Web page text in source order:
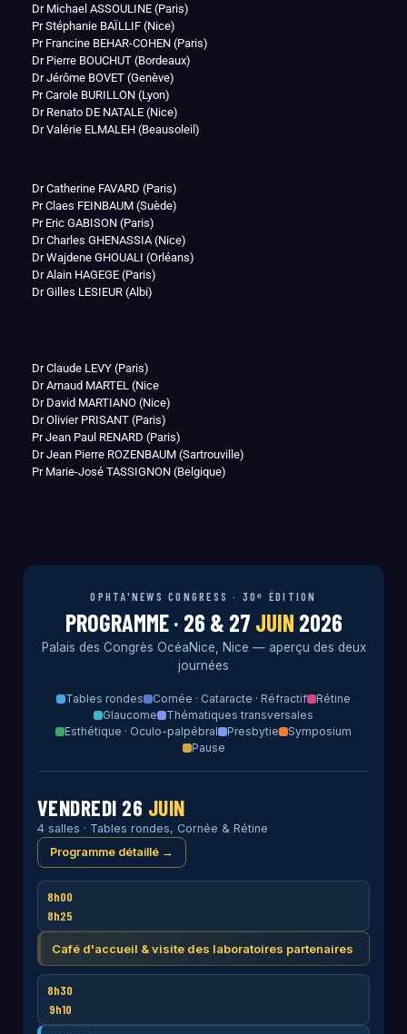
Dr Michael ASSOULINE (Paris)
Pr Stéphanie BAÏLLIF (Nice)
Pr Francine BEHAR-COHEN (Paris)
Dr Pierre BOUCHUT (Bordeaux)
Dr Jérôme BOVET (Genève)
Pr Carole BURILLON (Lyon)
Dr Renato DE NATALE (Nice)
Dr Valérie ELMALEH (Beausoleil)
Dr Catherine FAVARD (Paris)
Pr Claes FEINBAUM (Suède)
Pr Eric GABISON (Paris)
Dr Charles GHENASSIA (Nice)
Dr Wajdene GHOUALI (Orléans)
Dr Alain HAGEGE (Paris)
Dr Gilles LESIEUR (Albi)
Dr Claude LEVY (Paris)
Dr Arnaud MARTEL (Nice
Dr David MARTIANO (Nice)
Dr Olivier PRISANT (Paris)
Pr Jean Paul RENARD (Paris)
Dr Jean Pierre ROZENBAUM (Sartrouville)
Pr Marie-José TASSIGNON (Belgique)
OPHTA'NEWS CONGRESS · 30ᵉ ÉDITION
PROGRAMME · 26 & 27 JUIN 2026
Palais des Congrès OcéaNice, Nice — aperçu des deux
journées
Tables rondes Cornée · Cataracte · Réfractif
Rétine
Glaucome
Thématiques transversales
Esthétique · Oculo-palpébral
Presbytie
Symposium
Pause
VENDREDI 26 JUIN
4 salles · Tables rondes, Cornée & Rétine
Programme détaillé →
8h00
8h25
Café d'accueil & visite des laboratoires partenaires
8h30
9h10